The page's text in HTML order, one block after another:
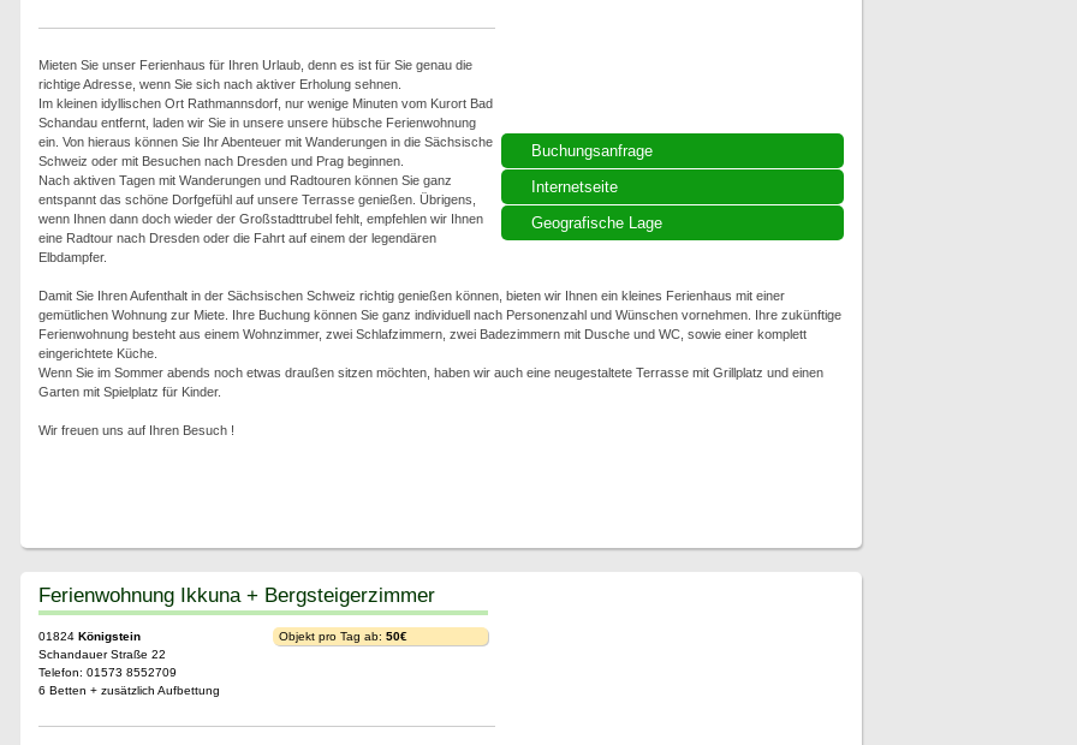
Buchungsanfrage
Internetseite
Geografische Lage
Mieten Sie unser Ferienhaus für Ihren Urlaub, denn es ist für Sie genau die
richtige Adresse, wenn Sie sich nach aktiver Erholung sehnen.
Im kleinen idyllischen Ort Rathmannsdorf, nur wenige Minuten vom Kurort Bad
Schandau entfernt, laden wir Sie in unsere unsere hübsche Ferienwohnung
ein. Von hieraus können Sie Ihr Abenteuer mit Wanderungen in die Sächsische
Schweiz oder mit Besuchen nach Dresden und Prag beginnen.
Nach aktiven Tagen mit Wanderungen und Radtouren können Sie ganz
entspannt das schöne Dorfgefühl auf unsere Terrasse genießen. Übrigens,
wenn Ihnen dann doch wieder der Großstadttrubel fehlt, empfehlen wir Ihnen
eine Radtour nach Dresden oder die Fahrt auf einem der legendären
Elbdampfer.
Damit Sie Ihren Aufenthalt in der Sächsischen Schweiz richtig genießen können, bieten wir Ihnen ein kleines Ferienhaus mit einer
gemütlichen Wohnung zur Miete. Ihre Buchung können Sie ganz individuell nach Personenzahl und Wünschen vornehmen. Ihre zukünftige
Ferienwohnung besteht aus einem Wohnzimmer, zwei Schlafzimmern, zwei Badezimmern mit Dusche und WC, sowie einer komplett
eingerichtete Küche.
Wenn Sie im Sommer abends noch etwas draußen sitzen möchten, haben wir auch eine neugestaltete Terrasse mit Grillplatz und einen
Garten mit Spielplatz für Kinder.
Wir freuen uns auf Ihren Besuch !
Ferienwohnung Ikkuna + Bergsteigerzimmer
01824 Königstein
Schandauer Straße 22
Telefon: 01573 8552709
6 Betten + zusätzlich Aufbettung
Objekt pro Tag ab: 50€